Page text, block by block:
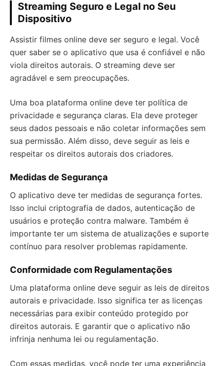
Streaming Seguro e Legal no Seu
Dispositivo
Assistir filmes online deve ser seguro e legal. Você
quer saber se o aplicativo que usa é confiável e não
viola direitos autorais. O streaming deve ser
agradável e sem preocupações.
Uma boa plataforma online deve ter política de
privacidade e segurança claras. Ela deve proteger
seus dados pessoais e não coletar informações sem
sua permissão. Além disso, deve seguir as leis e
respeitar os direitos autorais dos criadores.
Medidas de Segurança
O aplicativo deve ter medidas de segurança fortes.
Isso inclui criptografia de dados, autenticação de
usuários e proteção contra malware. Também é
importante ter um sistema de atualizações e suporte
contínuo para resolver problemas rapidamente.
Conformidade com Regulamentações
Uma plataforma online deve seguir as leis de direitos
autorais e privacidade. Isso significa ter as licenças
necessárias para exibir conteúdo protegido por
direitos autorais. E garantir que o aplicativo não
infrinja nenhuma lei ou regulamentação.
Com essas medidas, você pode ter uma experiência